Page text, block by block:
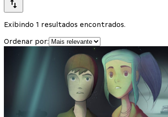
Exibindo 1 resultados encontrados.
Ordenar por: